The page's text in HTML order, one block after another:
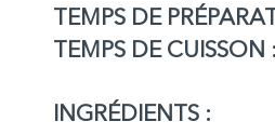
TEMPS DE
TEMPS DE
INGRÉDIENTS :